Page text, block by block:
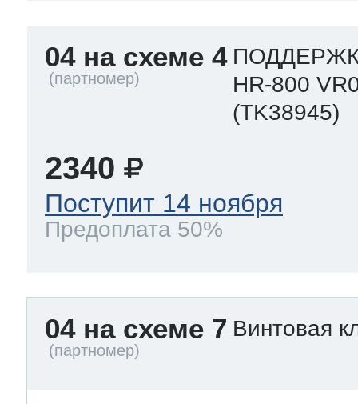
04 на схеме 4
HR-800
(TK38945)
2340
Поступит 14 ноября
Предоплата 50%
04 на схеме 7 Винтовая